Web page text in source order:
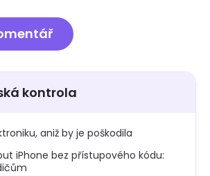
kontrola
aniž by je poškodila
iPhone bez přístupového kódu: